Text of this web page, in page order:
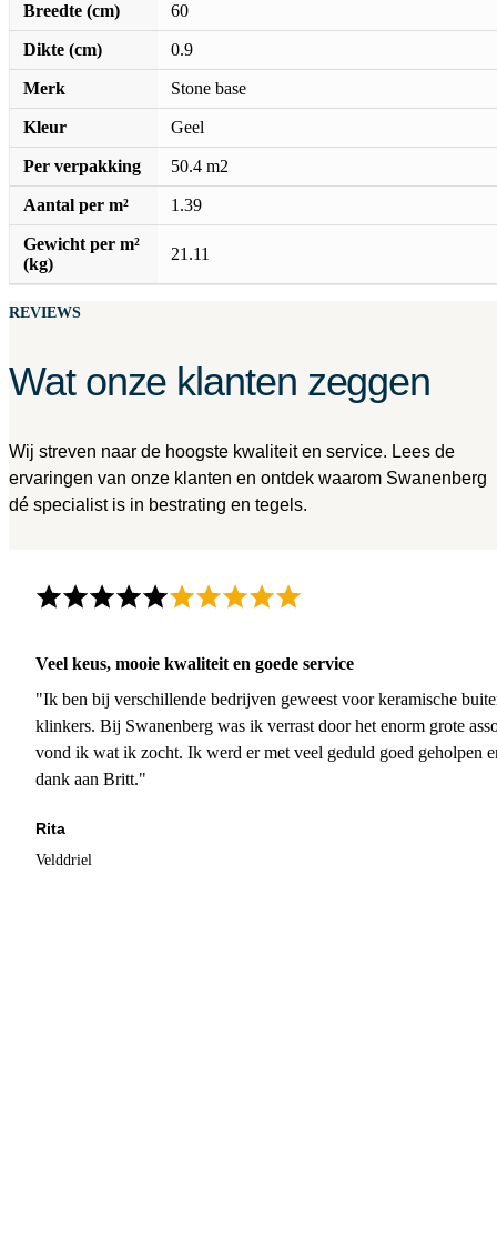
Breedte (cm) 60
Dikte (cm) 0.9
Merk Stone base
Kleur Geel
Per verpakking 50.4 m2
Aantal per m² 1.39
Gewicht per m²
(kg)
21.11
REVIEWS
Wat onze klanten zeggen
Wij streven naar de hoogste kwaliteit en service. Lees de
ervaringen van onze klanten en ontdek waarom Swanenberg
dé specialist is in bestrating en tegels.
Veel keus, mooie kwaliteit en goede service
"Ik ben bij verschillende bedrijven geweest voor keramische
klinkers. Bij Swanenberg was ik verrast door het enorm grote
vond ik wat ik zocht. Ik werd er met veel geduld goed geholpen
dank aan Britt."
Rita
Velddriel